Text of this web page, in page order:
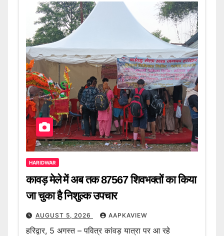
HARIDWAR
कावड़ मेले में अब तक 87567 शिवभक्तों का किया
जा चुका है निशुल्क उपचार
AUGUST 5, 2026 AAPKAVIEW
हरिद्वार, 5 अगस्त – पवित्र कांवड़ यात्रा पर आ रहे